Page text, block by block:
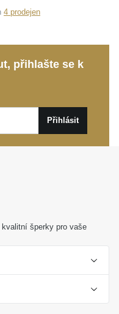
s moderní
ležérnímu outfitu i k
dárkem, jenž
4 prodejen
přihlašte se k
Přihlásit
šperky pro vaše